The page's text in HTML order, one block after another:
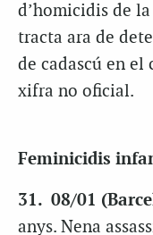
d’homicidis de
tracta ara de
de cadascú en
xifra no oficial.
Feminicidis
31. 08/01
anys. Nena